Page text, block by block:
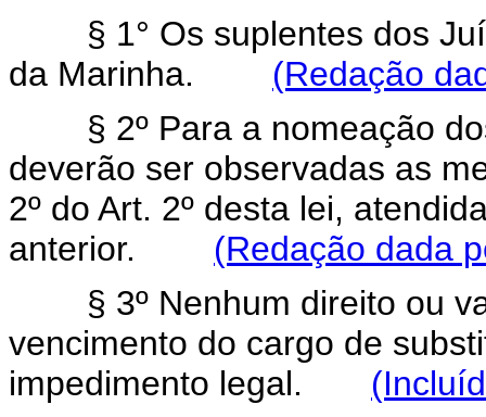
§ 1° Os suplentes dos
da Marinha. (Redação
§ 2º Para a nomeação
deverão ser observadas as
2º do Art. 2º desta lei,
anterior. (Redação dada
§ 3º Nenhum direito ou
vencimento do cargo de
impedimento legal.